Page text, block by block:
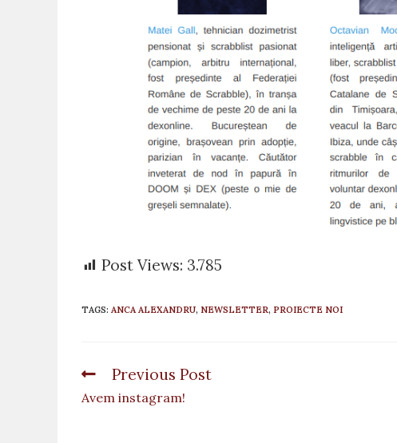
Post Views: 3.785
TAGS: ANCA ALEXANDRU, NEWSLETTER, PROIECTE NOI
Read
articles
Previous Post
Avem instagram!